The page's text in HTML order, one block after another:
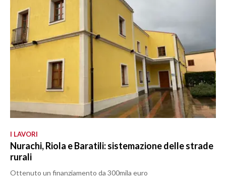
I LAVORI
Nurachi, Riola e Baratili: sistemazione delle strade
rurali
Ottenuto un finanziamento da 300mila euro